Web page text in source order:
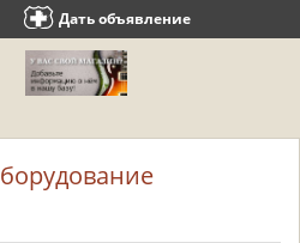
Дать объявление